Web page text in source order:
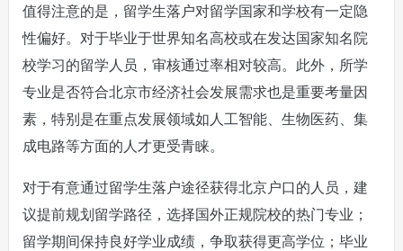
值得注意的是，留学生落户对留学国家和学校有一定隐
性偏好。对于毕业于世界知名高校或在发达国家知名院
校学习的留学人员，审核通过率相对较高。此外，所学
专业是否符合北京市经济社会发展需求也是重要考量因
素，特别是在重点发展领域如人工智能、生物医药、集
成电路等方面的人才更受青睐。
对于有意通过留学生落户途径获得北京户口的人员，建
议提前规划留学路径，选择国外正规院校的热门专业；
留学期间保持良好学业成绩，争取获得更高学位；毕业